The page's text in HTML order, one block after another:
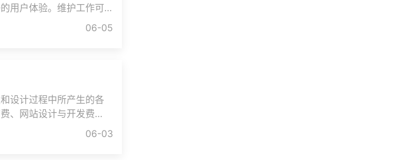
用户体验。维护工作可
06-05
设计过程中所产生的各
、网站设计与开发费
06-03